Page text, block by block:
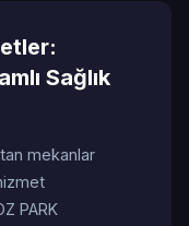
Sağlık
mekanlar
PARK